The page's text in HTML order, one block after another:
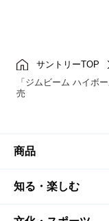
サントリーTOP
「ジムビーム ハイボ
売
商品
商品TOP
知る・楽しむ